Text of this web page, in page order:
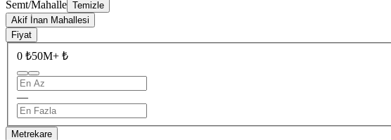
Semt/Mahalle Temizle
Akif İnan Mahallesi
Fiyat
0 ₺50M+ ₺
—
Metrekare